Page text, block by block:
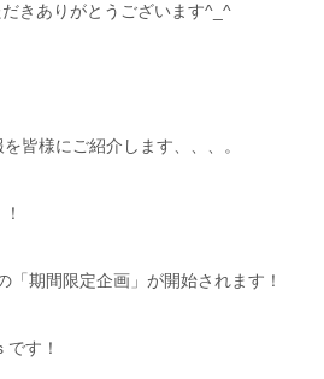
きありがとうございます^_^
皆様にご紹介します、、、。
「期間限定企画」が開始されます！
す！